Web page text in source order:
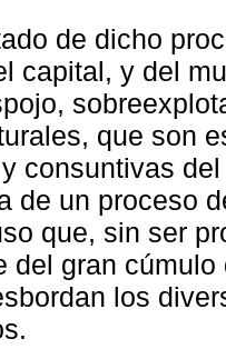
de dicho
capital, y del
que son
consuntivas
de un proceso
que, sin ser
del gran
los